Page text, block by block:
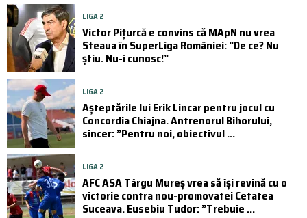
LIGA 2
Victor Pițurcă e convins că MApN nu vrea
Steaua în SuperLiga României: ”De ce? Nu
știu. Nu-i cunosc!”
LIGA 2
Așteptările lui Erik Lincar pentru jocul cu
Concordia Chiajna. Antrenorul Bihorului,
sincer: ”Pentru noi, obiectivul ...
LIGA 2
AFC ASA Târgu Mureș vrea să își revină cu o
victorie contra nou-promovatei Cetatea
Suceava. Eusebiu Tudor: ”Trebuie ...